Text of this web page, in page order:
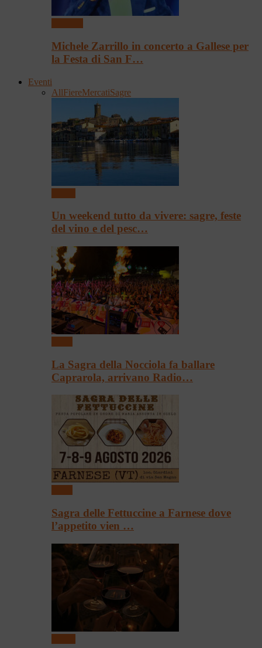
Michele Zarrillo in concerto a Gallese per
la Festa di San F…
Eventi
AllFiereMercatiSagre
Un weekend tutto da vivere: sagre, feste
del vino e del pesc…
La Sagra della Nocciola fa ballare
Caprarola, arrivano Radio…
Sagra delle Fettuccine a Farnese dove
l’appetito vien …